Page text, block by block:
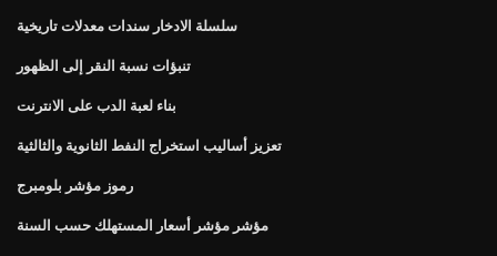
سلسلة الادخار سندات معدلات تاريخية
تنبؤات نسبة النقر إلى الظهور
بناء لعبة الدب على الانترنت
تعزيز أساليب استخراج النفط الثانوية والثالثية
رموز مؤشر بلومبرج
مؤشر مؤشر أسعار المستهلك حسب السنة